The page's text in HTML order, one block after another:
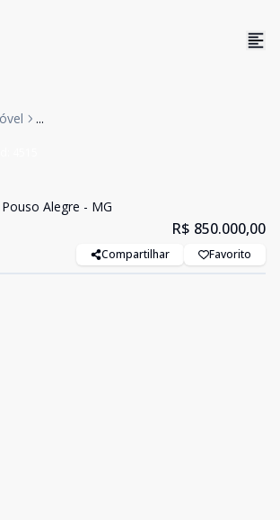
...
Alegre - MG
R$ 850.000,00
Compartilhar Favorito